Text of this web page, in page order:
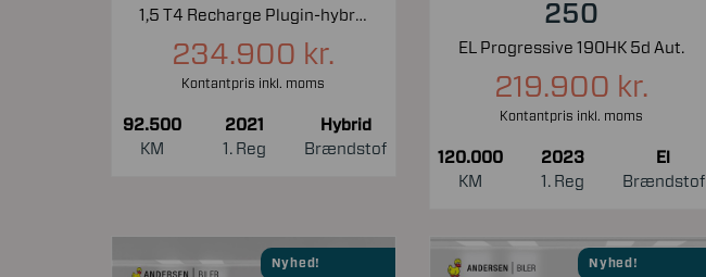
1,5 T4 Recharge Plugin-hybrid Inscription Expression 211HK 5d 7g Aut.
234.900 kr.
Kontantpris inkl. moms
92.500
KM
2021
1. Reg
Hybrid
Brændstof
250
EL Progressive 190HK 5d Aut.
219.900 kr.
Kontantpris inkl. moms
120.000
KM
2023
1. Reg
El
Brændstof
Nyhed! Nyhed!